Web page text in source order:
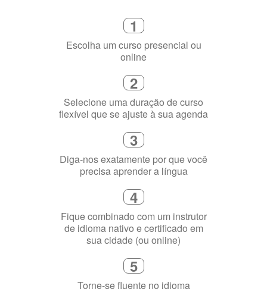
1
Escolha um curso presencial ou
2
Selecione uma duração de curso
3
Diga-nos exatamente por que você
4
Fique combinado com um instrutor
de idioma nativo e certificado em
5